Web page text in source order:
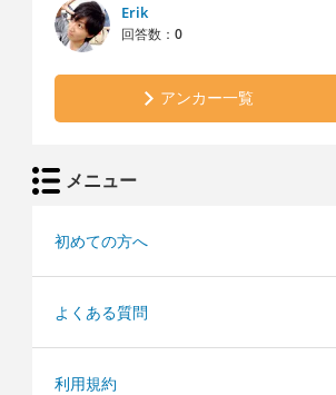
Erik
回答数： 0
アンカー一覧
メニュー
初めての方へ
よくある質問
利用規約